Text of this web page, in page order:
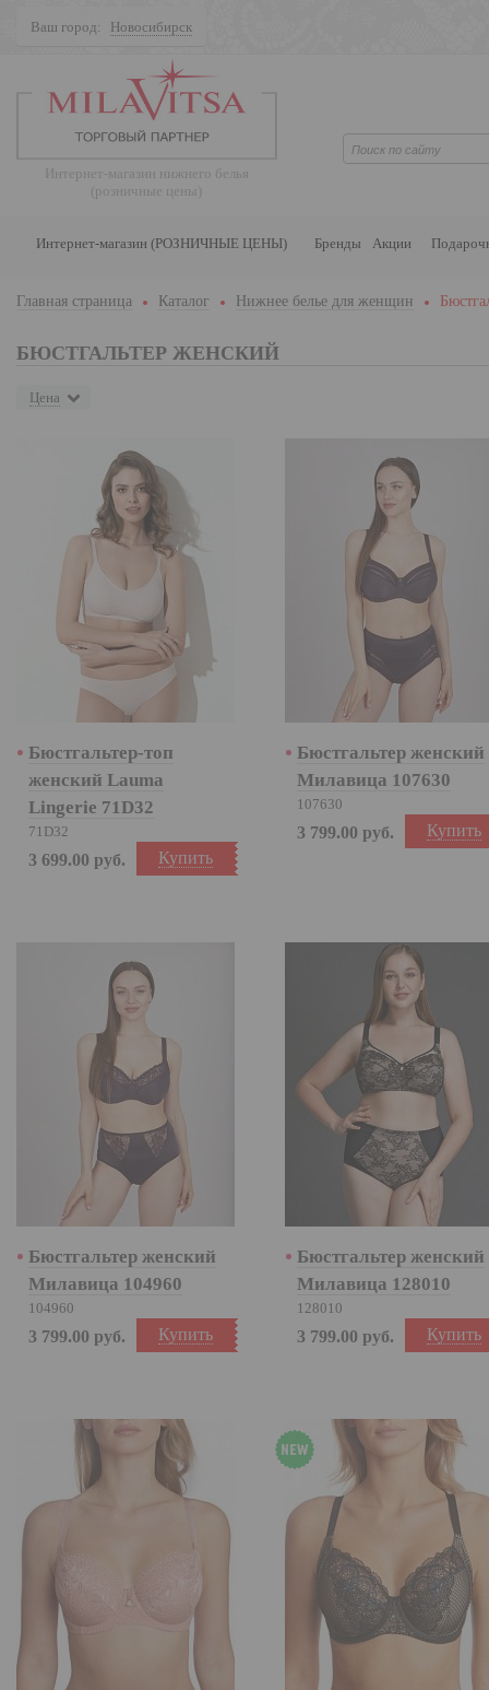
Ваш город: Новосибирск
Интернет-магазин нижнего белья
(розничные цены)
Интернет-магазин (РОЗНИЧНЫЕ ЦЕНЫ) Бренды Акции
Главная страница Каталог Нижнее белье для женщин
БЮСТГАЛЬТЕР ЖЕНСКИЙ
Цена
Бюстгальтер-топ
женский Lauma
Lingerie 71D32
71D32
Купить
3 699.00 руб.
Бюстгальтер женский
Милавица 107630
107630
Купить
3 799.00 руб.
Бюстгальтер женский
Милавица 104960
104960
Купить
3 799.00 руб.
Бюстгальтер женский
Милавица 128010
128010
Купить
3 799.00 руб.